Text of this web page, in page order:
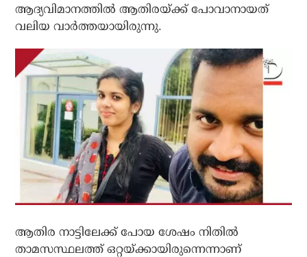
ആദ്യവിമാനത്തില്‍ ആതിരയ്ക്ക് പോവാനായത്
വലിയ വാര്‍ത്തയായിരുന്നു.
ആതിര നാട്ടിലേക്ക് പോയ ശേഷം നിതില്‍
താമസസ്ഥലത്ത് ഒറ്റയ്ക്കായിരുന്നെന്നാണ്